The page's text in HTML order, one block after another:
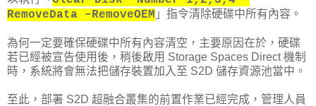
RemoveData –RemoveOEM 」指令清除硬碟中所有內容。
為何一定要確保硬碟中所有內容清空，主要原因在於，硬碟
若已經被宣告使用後，稍後啟用 Storage Spaces Direct 機制
時，系統將會無法把儲存裝置加入至 S2D 儲存資源池當中。
至此，部署 S2D 超融合叢集的前置作業已經完成，管理人員